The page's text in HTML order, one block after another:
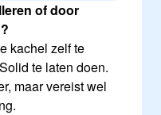
of door
kachel zelf te
te laten doen.
maar vereist wel